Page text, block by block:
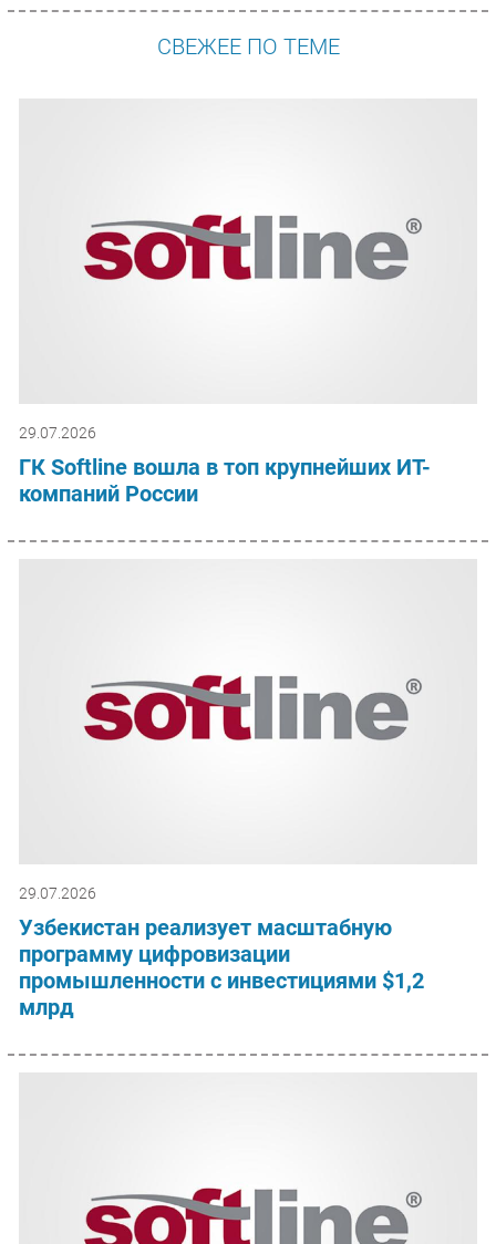
СВЕЖЕЕ ПО ТЕМЕ
29.07.2026
ГК Softline вошла в топ крупнейших ИТ-
компаний России
29.07.2026
Узбекистан реализует масштабную
программу цифровизации
промышленности с инвестициями $1,2
млрд